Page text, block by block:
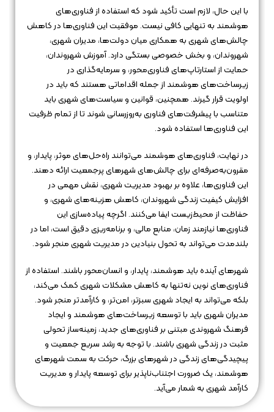
با این حال، لازم است تأکید شود که استفاده از فناوری‌های
هوشمند به تنهایی کافی نیست. موفقیت این فناوری‌ها در کاهش
چالش‌های شهری به همکاری میان دولت‌ها، مدیران شهری،
شهروندان، و بخش خصوصی بستگی دارد. آموزش شهروندان،
حمایت از استارتاپ‌های فناوری‌محور، و سرمایه‌گذاری در
زیرساخت‌های هوشمند از جمله اقداماتی هستند که باید در
اولویت قرار گیرند. همچنین، قوانین و سیاست‌های شهری باید
متناسب با پیشرفت‌های فناوری به‌روزرسانی شوند تا از تمام ظرفیت
این فناوری‌ها استفاده شود.
در نهایت، فناوری‌های هوشمند می‌توانند راه‌حل‌های موثر، پایدار، و
مقرون‌به‌صرفه‌ای برای چالش‌های شهرهای پرجمعیت ارائه دهند.
این فناوری‌ها، علاوه بر بهبود مدیریت شهری، نقش مهمی در
افزایش کیفیت زندگی شهروندان، کاهش هزینه‌های شهری، و
حفاظت از محیط‌زیست ایفا می‌کنند. اگرچه پیاده‌سازی این
فناوری‌ها نیازمند زمان، منابع مالی، و برنامه‌ریزی دقیق است، اما در
بلندمدت می‌تواند به تحول بنیادین در مدیریت شهری منجر شود.
شهرهای آینده باید هوشمند، پایدار، و انسان‌محور باشند. استفاده از
فناوری‌های نوین نه‌تنها به کاهش مشکلات شهری کمک می‌کند،
بلکه می‌تواند به ایجاد شهری سبزتر، امن‌تر، و کارآمدتر منجر شود.
مدیران شهری باید با توسعه زیرساخت‌های هوشمند و ایجاد
فرهنگ شهروندی مبتنی بر فناوری‌های جدید، زمینه‌ساز تحولی
مثبت در زندگی شهری باشند. با توجه به رشد سریع جمعیت و
پیچیدگی‌های زندگی در شهرهای بزرگ، حرکت به سمت شهرهای
هوشمند، یک ضرورت اجتناب‌ناپذیر برای توسعه پایدار و مدیریت
کارآمد شهری به شمار می‌آید.